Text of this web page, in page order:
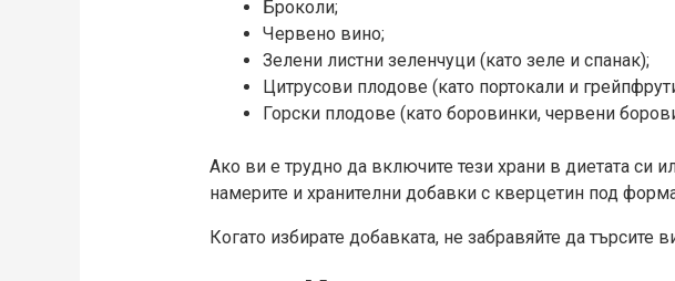
Броколи;
Червено вино;
Зелени листни зеленчуци (като зеле и спанак);
Цитрусови плодове (като портокали и
Горски плодове (като боровинки, червени
Ако ви е трудно да включите тези храни в диетата си
намерите и хранителни добавки с кверцeтин под
Когато избирате добавката, не забравяйте да